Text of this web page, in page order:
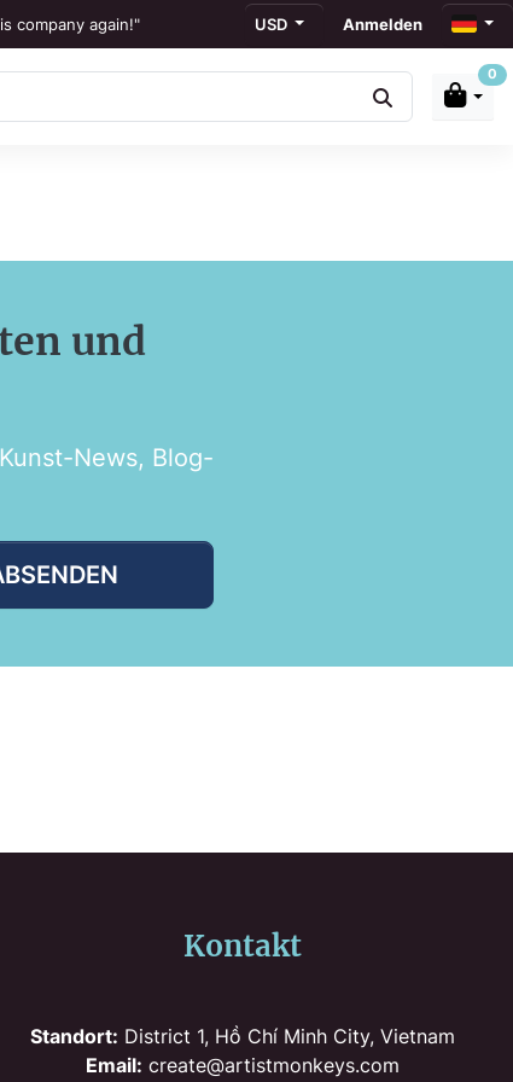
company again!" USD Anmelden
0
und
News, Blog-
Kontakt
Standort: District 1, Hồ Chí Minh City, Vietnam
Email: create@artistmonkeys.com